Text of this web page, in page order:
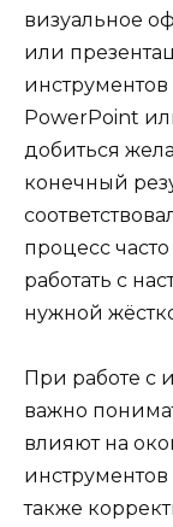
визуальное
или
PowerPoint
добиться
конечный
процесс
работать с
нужной
При работе с
важно
влияют на
также